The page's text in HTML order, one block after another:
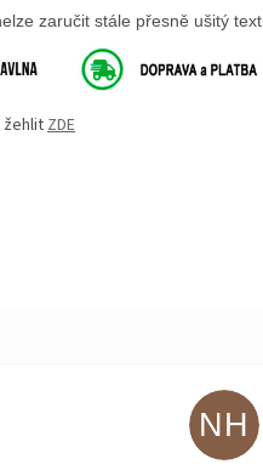
zaručit stále přesně ušitý
žehlitZDE
NH